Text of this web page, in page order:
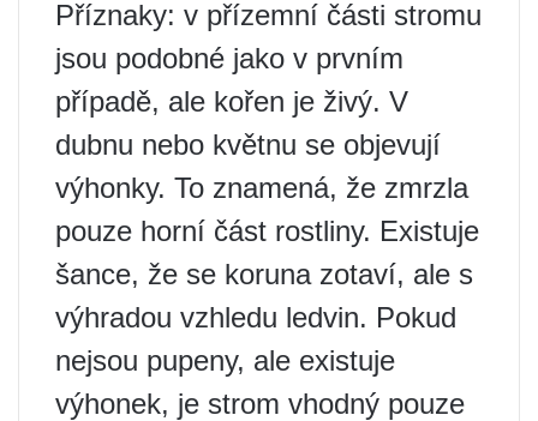
Příznaky: v přízemní části stromu
jsou podobné jako v prvním
případě, ale kořen je živý. V
dubnu nebo květnu se objevují
výhonky. To znamená, že zmrzla
pouze horní část rostliny. Existuje
šance, že se koruna zotaví, ale s
výhradou vzhledu ledvin. Pokud
nejsou pupeny, ale existuje
výhonek, je strom vhodný pouze